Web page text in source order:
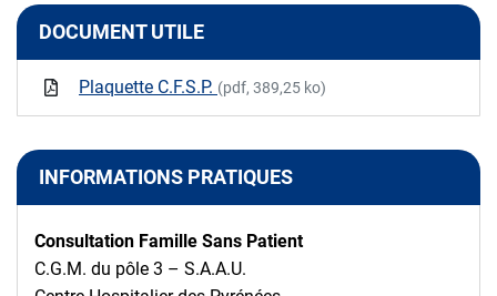
DOCUMENT UTILE
Plaquette C.F.S.P. (pdf, 389,25 ko)
INFORMATIONS PRATIQUES
Consultation Famille Sans Patient
C.G.M. du pôle 3 – S.A.A.U.